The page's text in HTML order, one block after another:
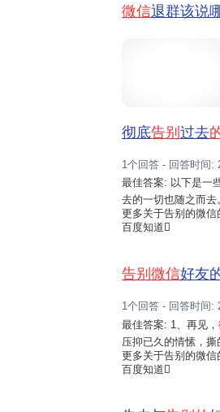
微信退群该说
彻底告别 过去
1个回答 - 回答时间:
最佳答案: 以下是一
去的一切也随之而
身：意味着以一种
切不再执着，看淡一
更多关于告别的微信
百度知道
告别微信好友
1个回答 - 回答时间:
最佳答案: 1、再见，
压抑已久的情愫，
重，流水匆匆，岁月
遇，也有分离，让我
更多关于告别的微信
百度知道